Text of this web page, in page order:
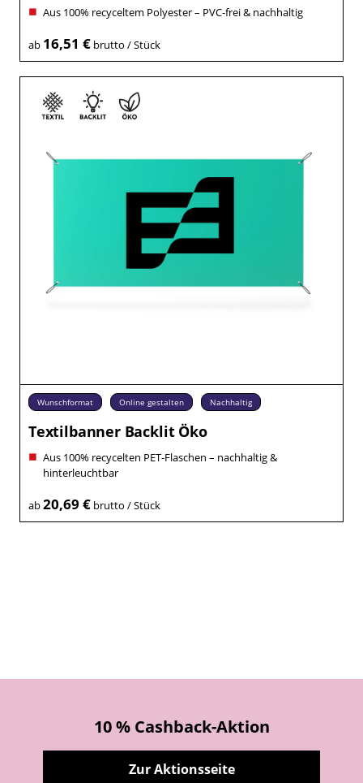
Aus 100% recyceltem Polyester – PVC-frei & nachhaltig
ab 16,51 €brutto / Stück
Wunschformat Online gestalten Nachhaltig
Textilbanner Backlit Öko
Aus 100% recycelten PET-Flaschen – nachhaltig &
hinterleuchtbar
ab20,69 €brutto / Stück
10 % Cashback-Aktion
Zur Aktionsseite